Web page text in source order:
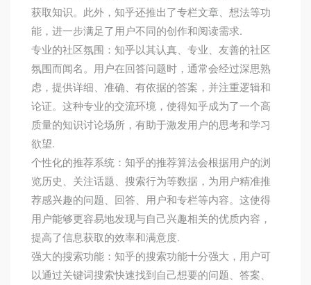
获取知识。此外，知乎还推出了专栏文章、想法等功
能，进一步满足了用户不同的创作和阅读需求.
专业的社区氛围：知乎以其认真、专业、友善的社区
氛围而闻名。用户在回答问题时，通常会经过深思熟
虑，提供详细、准确、有依据的答案，并注重逻辑和
论证。这种专业的交流环境，使得知乎成为了一个高
质量的知识讨论场所，有助于激发用户的思考和学习
欲望.
个性化的推荐系统：知乎的推荐算法会根据用户的浏
览历史、关注话题、搜索行为等数据，为用户精准推
荐感兴趣的问题、回答、用户和专栏等内容。这使得
用户能够更容易地发现与自己兴趣相关的优质内容，
提高了信息获取的效率和满意度.
强大的搜索功能：知乎的搜索功能十分强大，用户可
以通过关键词搜索快速找到自己想要的问题、答案、